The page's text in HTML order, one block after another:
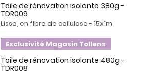
Toile de rénovation isolante 380g -
TDR009
Lisse, en fibre de cellulose - 15x1m
Exclusivité Magasin Tollens
Toile de rénovation isolante 480g -
TDR008